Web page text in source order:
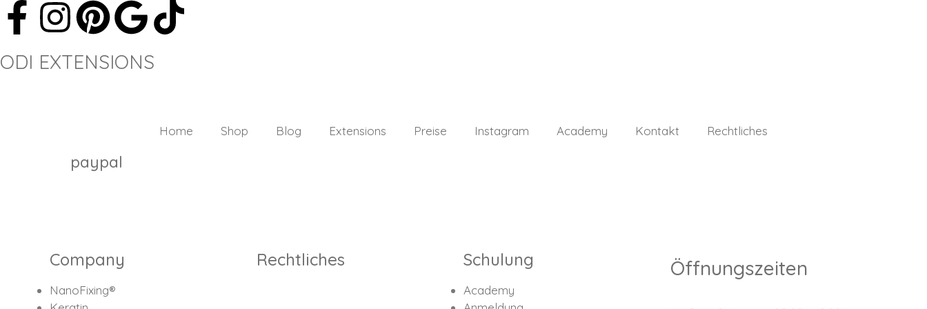
ODI EXTENSIONS
Home Shop Blog Extensions Preise Instagram Academy Kontakt Rechtliches
paypal
Company
NanoFixing®
Rechtliches Schulung
Academy
Öffnungszeiten